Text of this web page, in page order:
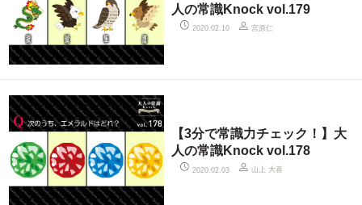
人の常識Knock vol.179
2020.02.10 宮原仁
【3分で常識力チェック！】大
人の常識Knock vol.178
2020.02.03 山上 大喜